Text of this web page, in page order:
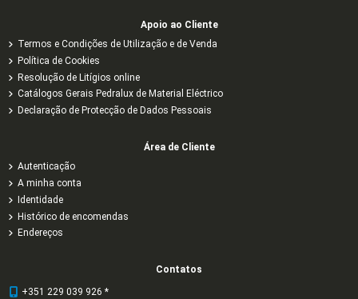
Apoio ao Cliente
Termos e Condições de Utilização e de Venda
Política de Cookies
Resolução de Litígios online
Catálogos Gerais Pedralux de Material Eléctrico
Declaração de Protecção de Dados Pessoais
Área de Cliente
Autenticação
A minha conta
Identidade
Histórico de encomendas
Endereços
Contatos
+351 229 039 926 *